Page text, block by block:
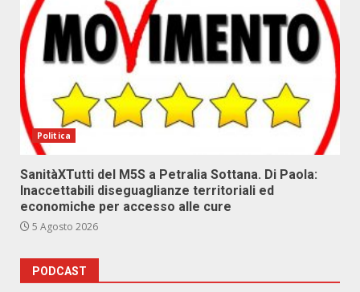
Politica
SanitàXTutti del M5S a Petralia Sottana. Di Paola:
Inaccettabili diseguaglianze territoriali ed
economiche per accesso alle cure
5 Agosto 2026
PODCAST